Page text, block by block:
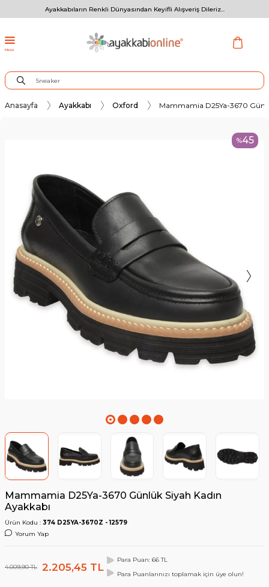
Ayakkabıların Renkli Dünyasından Keyifli Alışveriş Dileriz...
Menü
Anasayfa Ayakkabı Oxford Mammamia D25Ya-3670
%45
Mammamia D25Ya-3670 Günlük Siyah Kadın
Ayakkabı
Ürün Kodu : 374 D25YA-3670Z - 12579
Yorum Yap
4.009,90TL 2.205,45 TL
Para Puan: 66 TL
Para Puanlarınızı toplamak için üye olun!